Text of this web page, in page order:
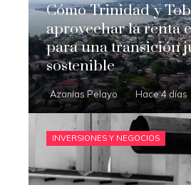
Cómo Trinidad y
aprovechar la renta
para una transición
sostenible
Azanías Pelayo Hace 4 días
INVERSIONES Y NEGOCIOS